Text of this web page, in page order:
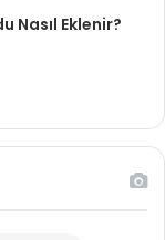
Nasıl Eklenir?